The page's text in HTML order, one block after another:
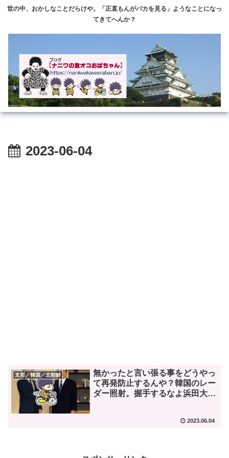
世の中、おかしなことだらけや。「正直もんがバカを見る」ようなことになっ
てきてへんか？
2023-06-04
支那／韓国／北朝鮮
無かったと言い張る事をどうやっ
て再発防止するんや？韓国のレー
ダー照射。握手するなよ浜田大
2023.06.04